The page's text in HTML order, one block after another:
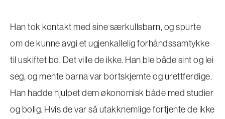
Han tok kontakt med sine særkullsbarn, og spurte
om de kunne avgi et ugjenkallelig forhåndssamtykke
til uskiftet bo. Det ville de ikke. Han ble både sint og lei
seg, og mente barna var bortskjemte og urettferdige.
Han hadde hjulpet dem økonomisk både med studier
og bolig. Hvis de var så utakknemlige fortjente de ikke